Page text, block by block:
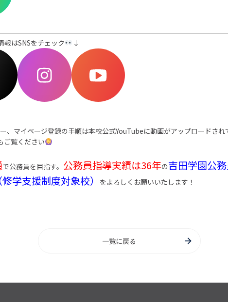
報はSNSをチェック ↓
、マイページ登録の手順は本校公式YouTubeに動画がアップロードされ
ご覧ください
で公務員を目指す。 公務員指導実績は36年の吉田学園公
学支援制度対象校）
をよろしくお願いいたします！
一覧に戻る